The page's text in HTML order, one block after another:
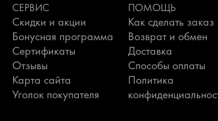
СЕРВИС
Скидки и акции
Бонусная программа
Сертификаты
Отзывы
Карта сайта
Уголок покупателя
ПОМОЩЬ
Как сделать заказ
Возврат и обмен
Доставка
Способы оплаты
Политика